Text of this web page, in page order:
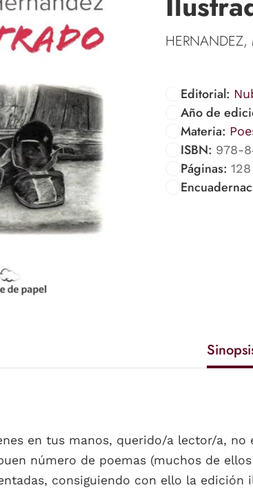
HERNANDEZ,
Editorial:
Año de
Materia:
ISBN: 978-
Páginas: 128
en tus manos, querido/a lector/a, no
número de poemas (muchos de
consiguiendo con ello la